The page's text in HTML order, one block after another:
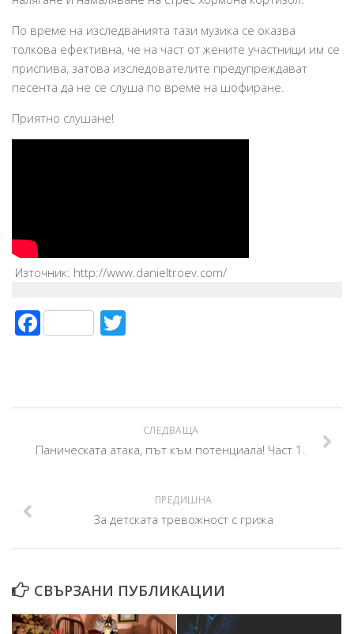
По време на изследванията тази музика се оказва
толкова ефективна, че на част от жените участници им се
приспива, затова изследователите предупреждават
песента да не се слуша по време на шофиране.
Приятно слушане!
Източник: http://www.danieltroev.com/
Facebook
СЛЕДВАЩА
Паническата атака, път към потенциала! Част 1.
ПРЕДИШНА
За детската тревожност с грижа
СВЪРЗАНИ ПУБЛИКАЦИИ